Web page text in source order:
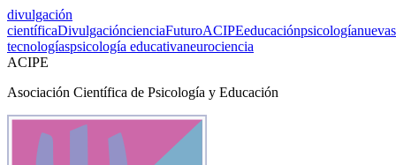
divulgación
científicaDivulgacióncienciaFuturoACIPEeducaciónpsicologíanuevas
tecnologíaspsicología educativaneurociencia
ACIPE
Asociación Científica de Psicología y Educación